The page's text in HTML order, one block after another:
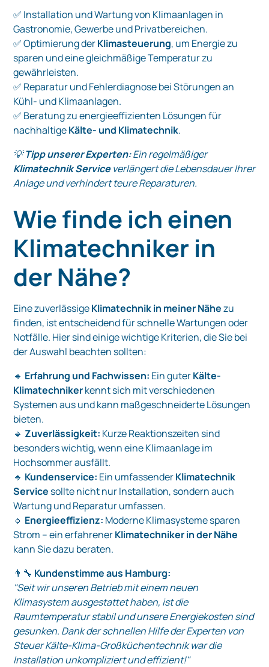
✅ Installation und Wartung von Klimaanlagen in
Gastronomie, Gewerbe und Privatbereichen.
✅ Optimierung derKlimasteuerung, um Energie zu
sparen und eine gleichmäßige Temperatur zu
gewährleisten.
✅ Reparatur und Fehlerdiagnose bei Störungen an
Kühl- und Klimaanlagen.
✅ Beratung zu energieeffizienten Lösungen für
nachhaltigeKälte- und Klimatechnik.
💡Tipp unserer Experten:Ein regelmäßiger
Klimatechnik Serviceverlängert die Lebensdauer Ihrer
Anlage und verhindert teure Reparaturen.
Wie finde ich einen
Klimatechniker in
der Nähe?
Eine zuverlässigeKlimatechnik in meiner Nähezu
finden, ist entscheidend für schnelle Wartungen oder
Notfälle. Hier sind einige wichtige Kriterien, die Sie bei
der Auswahl beachten sollten:
🔹 Erfahrung und Fachwissen: Ein guterKälte-
Klimatechnikerkennt sich mit verschiedenen
Systemen aus und kann maßgeschneiderte Lösungen
bieten.
🔹 Zuverlässigkeit: Kurze Reaktionszeiten sind
besonders wichtig, wenn eine Klimaanlage im
Hochsommer ausfällt.
🔹 Kundenservice: Ein umfassenderKlimatechnik
Service sollte nicht nur Installation, sondern auch
Wartung und Reparatur umfassen.
🔹 Energieeffizienz: Moderne Klimasysteme sparen
Strom – ein erfahrenerKlimatechniker in der Nähe
kann Sie dazu beraten.
👨‍🔧 Kundenstimme aus Hamburg:
"Seit wir unseren Betrieb mit einem neuen
Klimasystem ausgestattet haben, ist die
Raumtemperatur stabil und unsere Energiekosten sind
gesunken. Dank der schnellen Hilfe der Experten von
Steuer Kälte-Klima-Großküchentechnik war die
Installation unkompliziert und effizient!"